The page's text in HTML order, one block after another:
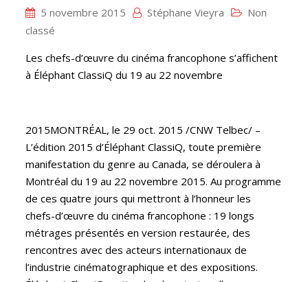
5 novembre 2015 Stéphane Vieyra
Non
classé
Les chefs-d’œuvre du cinéma francophone s’affichent
à Éléphant ClassiQ du 19 au 22 novembre
2015MONTRÉAL, le 29 oct. 2015 /CNW Telbec/ –
L’édition 2015 d’Éléphant ClassiQ, toute première
manifestation du genre au Canada, se déroulera à
Montréal du 19 au 22 novembre 2015. Au programme
de ces quatre jours qui mettront à l’honneur les
chefs-d’œuvre du cinéma francophone : 19 longs
métrages présentés en version restaurée, des
rencontres avec des acteurs internationaux de
l’industrie cinématographique et des expositions.